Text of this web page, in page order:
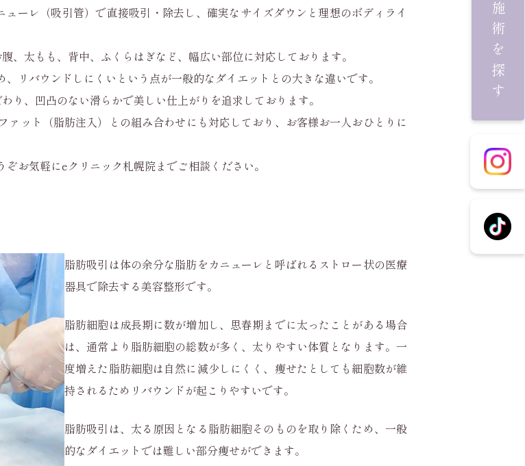
ーレ（吸引管）で直接吸引・除去し、確実なサイズダウンと理想のボディライ
、太もも、背中、ふくらはぎなど、幅広い部位に対応しております。
リバウンドしにくいという点が一般的なダイエットとの大きな違いです。
り、凹凸のない滑らかで美しい仕上がりを追求しております。
ット（脂肪注入）との組み合わせにも対応しており、お客様お一人おひとりに
お気軽にeクリニック札幌院までご相談ください。
脂肪吸引は体の余分な脂肪をカニューレと呼ばれるストロー状の医療
器具で除去する美容整形です。
脂肪細胞は成長期に数が増加し、思春期までに太ったことがある場合
は、通常より脂肪細胞の総数が多く、太りやすい体質となります。一
度増えた脂肪細胞は自然に減少しにくく、痩せたとしても細胞数が維
持されるためリバウンドが起こりやすいです。
脂肪吸引は、太る原因となる脂肪細胞そのものを取り除くため、一般
的なダイエットでは難しい部分痩せができます。
施術を探す